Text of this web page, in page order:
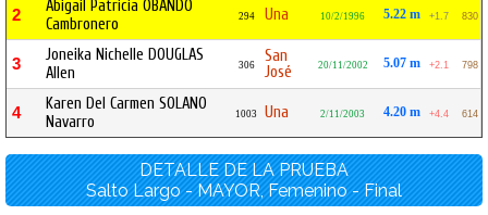
2
Abigail Patricia OBANDO
Cambronero
294 Una 10/2/1996 5.22 m +1.7 830
3
Joneika Nichelle DOUGLAS
Allen
306
San
José
20/11/2002 5.07 m +2.1 798
4
Karen Del Carmen SOLANO
Navarro
1003 Una 2/11/2003 4.20 m +4.4 614
DETALLE DE LA PRUEBA
Salto Largo - MAYOR, Femenino - Final